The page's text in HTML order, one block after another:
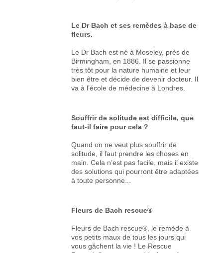
Le Dr Bach et ses remèdes à base de
fleurs.
Le Dr Bach est né à Moseley, près de
Birmingham, en 1886. Il se passionne
très tôt pour la nature humaine et leur
bien être et décide de devenir docteur. Il
va à l’école de médecine à Londres.
Souffrir de solitude est difficile, que
faut-il faire pour cela ?
Quand on ne veut plus souffrir de
solitude, il faut prendre les choses en
main. Cela n’est pas facile, mais il existe
des solutions qui pourront être adaptées
à toute personne...
Fleurs de Bach rescue®
Fleurs de Bach rescue®, le remède à
vos petits maux de tous les jours qui
vous gâchent la vie ! Le Rescue